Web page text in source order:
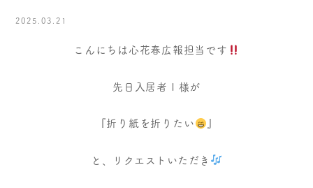
2025.03.21
こんにちは心花春広報担当です
先日入居者Ｉ様が
『折り紙を折りたい 』
と、リクエストいただき